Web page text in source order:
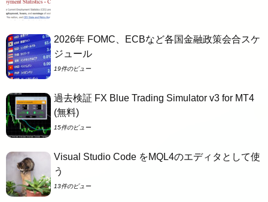
2026年 FOMC、ECBなど各国金融政策会合スケ
ジュール
19件のビュー
過去検証 FX Blue Trading Simulator v3 for MT4
(無料)
15件のビュー
Visual Studio Code をMQL4のエディタとして使
う
13件のビュー